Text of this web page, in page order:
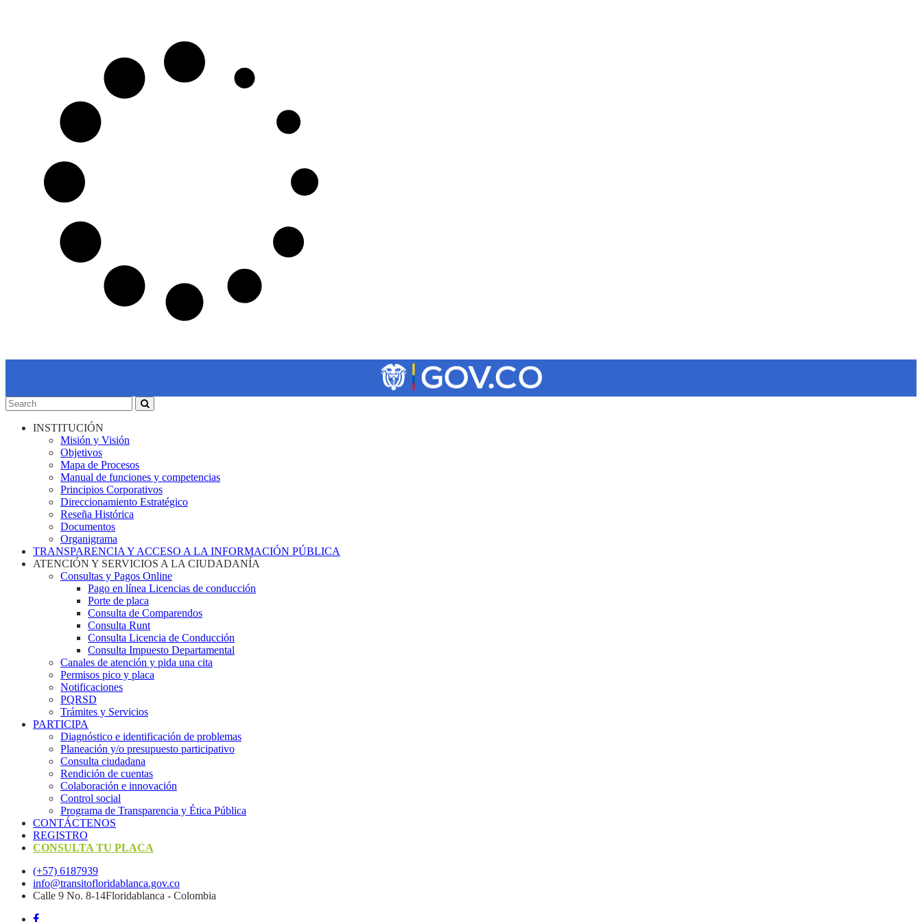
INSTITUCIÓN
Misión y Visión
Objetivos
Mapa de Procesos
Manual de funciones y competencias
Principios Corporativos
Direccionamiento Estratégico
Reseña Histórica
Documentos
Organigrama
TRANSPARENCIA Y ACCESO A LA INFORMACIÓN PÚBLICA
ATENCIÓN Y SERVICIOS A LA CIUDADANÍA
Consultas y Pagos Online
Pago en línea Licencias de conducción
Porte de placa
Consulta de Comparendos
Consulta Runt
Consulta Licencia de Conducción
Consulta Impuesto Departamental
Canales de atención y pida una cita
Permisos pico y placa
Notificaciones
PQRSD
Trámites y Servicios
PARTICIPA
Diagnóstico e identificación de problemas
Planeación y/o presupuesto participativo​
Consulta ciudadana
Rendición de cuentas
Colaboración e innovación
Control social
Programa de Transparencia y Ética Pública
CONTÁCTENOS
REGISTRO
CONSULTA TU PLACA
(+57) 6187939
info@transitofloridablanca.gov.co
Calle 9 No. 8-14Floridablanca - Colombia